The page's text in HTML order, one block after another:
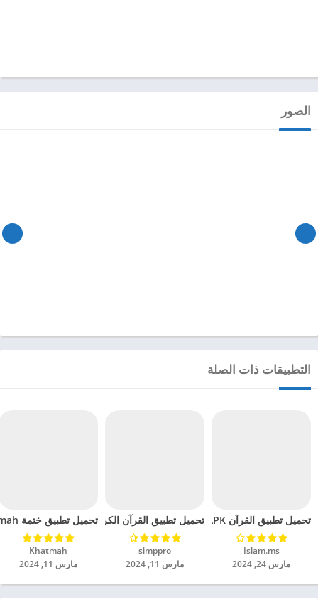
الصور
التطبيقات ذات الصلة
تحميل تطبيق القرآن APK مهكر للاندرويد 2024
Islam.ms‏
مارس 24, 2024
تحميل تطبيق القرآن الكريم مع تفسير ومعاني مهكر
simppro‏
مارس 11, 2024
تحميل تطبيق ختمة Khatmah مهكر للاندرويد 2024
Khatmah‏
مارس 11, 2024